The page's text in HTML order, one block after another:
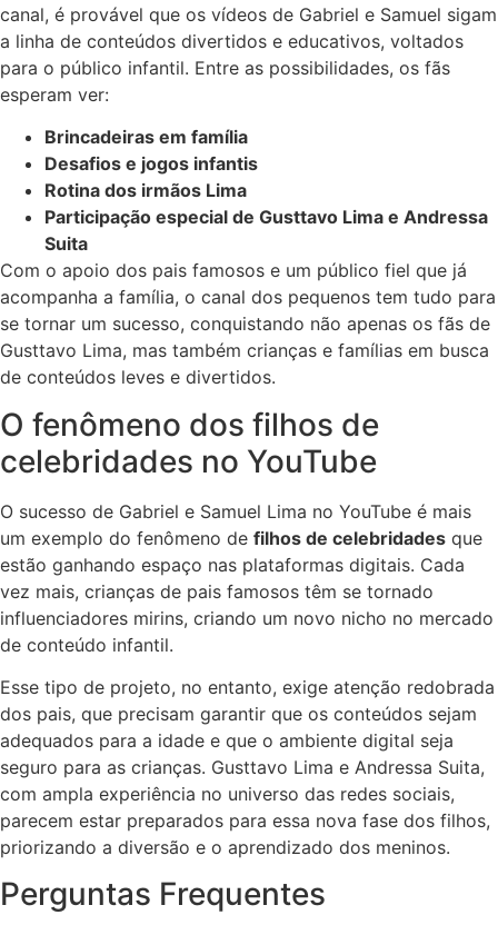
canal, é provável que os vídeos de Gabriel e Samuel sigam
a linha de conteúdos divertidos e educativos, voltados
para o público infantil. Entre as possibilidades, os fãs
esperam ver:
Brincadeiras em família
Desafios e jogos infantis
Rotina dos irmãos Lima
Participação especial de Gusttavo Lima e Andressa
Suita
Com o apoio dos pais famosos e um público fiel que já
acompanha a família, o canal dos pequenos tem tudo para
se tornar um sucesso, conquistando não apenas os fãs de
Gusttavo Lima, mas também crianças e famílias em busca
de conteúdos leves e divertidos.
O fenômeno dos filhos de
celebridades no YouTube
O sucesso de Gabriel e Samuel Lima no YouTube é mais
um exemplo do fenômeno de filhos de celebridades que
estão ganhando espaço nas plataformas digitais. Cada
vez mais, crianças de pais famosos têm se tornado
influenciadores mirins, criando um novo nicho no mercado
de conteúdo infantil.
Esse tipo de projeto, no entanto, exige atenção redobrada
dos pais, que precisam garantir que os conteúdos sejam
adequados para a idade e que o ambiente digital seja
seguro para as crianças. Gusttavo Lima e Andressa Suita,
com ampla experiência no universo das redes sociais,
parecem estar preparados para essa nova fase dos filhos,
priorizando a diversão e o aprendizado dos meninos.
Perguntas Frequentes